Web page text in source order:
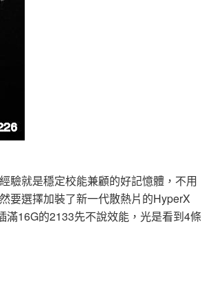
驗就是穩定校能兼顧的好記憶體，不用
要選擇加裝了新一代散熱片的HyperX
16G的2133先不說效能，光是看到4條